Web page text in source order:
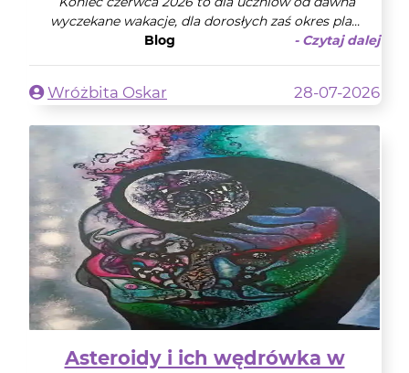
wyczekane wakacje, dla dorosłych zaś okres pla...
Blog
- Czytaj dalej
Wróżbita Oskar 28-07-2026
Asteroidy i ich wędrówka w